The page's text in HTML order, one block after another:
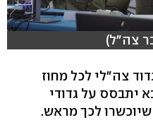
צה"ל)
צה"לי לכל מחוז
יתבסס על גדודי
לכך מראש.